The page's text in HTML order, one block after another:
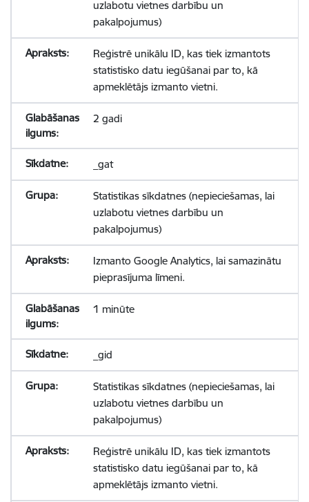
uzlabotu vietnes darbību un
pakalpojumus)
Reģistrē unikālu ID, kas tiek izmantots
statistisko datu iegūšanai par to, kā
apmeklētājs izmanto vietni.
2 gadi
_gat
Statistikas sīkdatnes (nepieciešamas, lai
uzlabotu vietnes darbību un
pakalpojumus)
Izmanto Google Analytics, lai samazinātu
pieprasījuma līmeni.
1 minūte
_gid
Statistikas sīkdatnes (nepieciešamas, lai
uzlabotu vietnes darbību un
pakalpojumus)
Reģistrē unikālu ID, kas tiek izmantots
statistisko datu iegūšanai par to, kā
apmeklētājs izmanto vietni.